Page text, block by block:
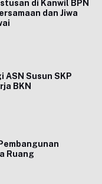
di Kanwil BPN
dan Jiwa
ASN Susun SKP
BKN
Ruang